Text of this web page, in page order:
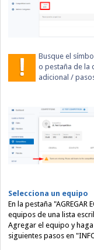
Busque el
o pestaña de la
adicional /
Selecciona un equipo
En la pestaña
equipos de una lista
Agregar el equipo y
siguientes pasos en